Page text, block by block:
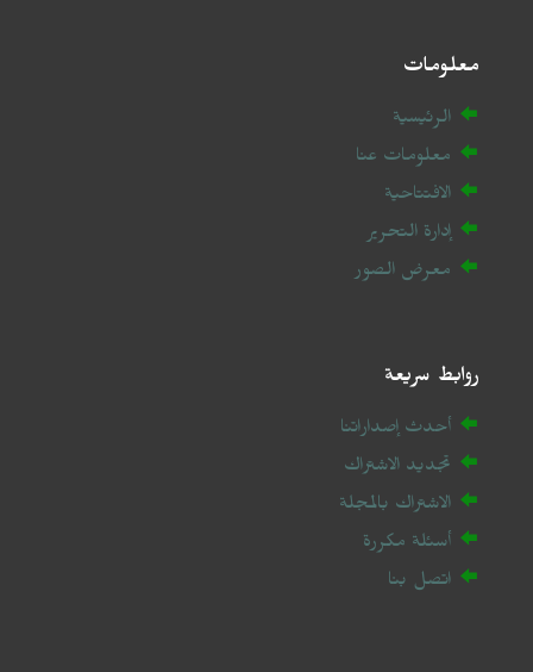
معلومات
الرئيسية
معلومات عنا
الافتتاحية
إدارة التحرير
معرض الصور
روابط سريعة
أحدث إصداراتنا
تجديد الاشتراك
الاشتراك بالمجلة
أسئلة مكررة
اتصل بنا